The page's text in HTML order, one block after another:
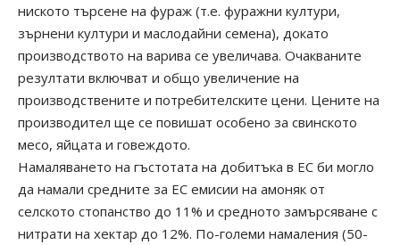
ниското търсене на фураж (т.е. фуражни култури,
зърнени култури и маслодайни семена), докато
производството на варива се увеличава. Очакваните
резултати включват и общо увеличение на
производствените и потребителските цени. Цените на
производител ще се повишат особено за свинското
месо, яйцата и говеждото.
Намаляването на гъстотата на добитъка в ЕС би могло
да намали средните за ЕС емисии на амоняк от
селското стопанство до 11% и средното замърсяване с
нитрати на хектар до 12%. По-големи намаления (50-